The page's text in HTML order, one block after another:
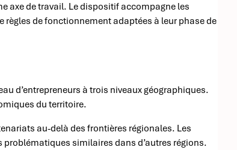
axe de travail. Le dispositif accompagne les
de fonctionnement adaptées à leur phase de
d’entrepreneurs à trois niveaux géographiques.
du territoire.
au-delà des frontières régionales. Les
similaires dans d’autres régions.